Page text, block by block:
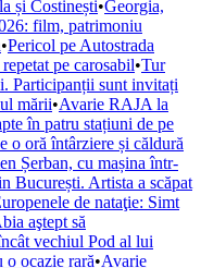
și Costinești•Georgia,
film, patrimoniu
•Pericol pe Autostrada
pe carosabil•Tur
Participanții sunt invitați
mării•Avarie RAJA la
în patru stațiuni de pe
o oră întârziere și căldură
Șerban, cu mașina într-
București. Artista a scăpat
de nataţie: Simt
aştept să
vechiul Pod al lui
ocazie rară•Avarie